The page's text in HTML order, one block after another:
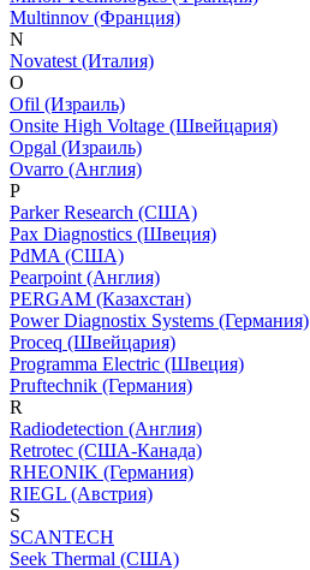
Multinnov (Франция)
N
Novatest (Италия)
O
Ofil (Израиль)
Onsite High Voltage (Швейцария)
Opgal (Израиль)
Ovarro (Англия)
P
Parker Research (США)
Pax Diagnostics (Швеция)
PdMA (США)
Pearpoint (Англия)
PERGAM (Казахстан)
Power Diagnostix Systems (Германия)
Proceq (Швейцария)
Programma Electric (Швеция)
Pruftechnik (Германия)
R
Radiodetection (Англия)
Retrotec (США-Канада)
RHEONIK (Германия)
RIEGL (Австрия)
S
SCANTECH
Seek Thermal (США)